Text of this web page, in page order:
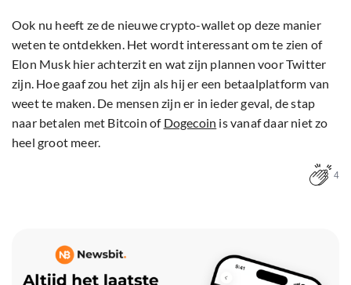
Ook nu heeft ze de nieuwe crypto-wallet op deze manier
weten te ontdekken. Het wordt interessant om te zien of
Elon Musk hier achterzit en wat zijn plannen voor Twitter
zijn. Hoe gaaf zou het zijn als hij er een betaalplatform van
weet te maken. De mensen zijn er in ieder geval, de stap
naar betalen met Bitcoin of Dogecoin is vanaf daar niet zo
heel groot meer.
4